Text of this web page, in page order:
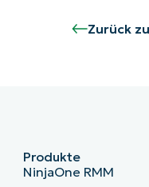
Zurück
Produkte
NinjaOne RMM